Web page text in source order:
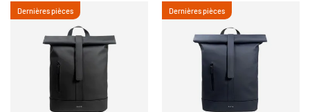
Dernières pièces Dernières pièces